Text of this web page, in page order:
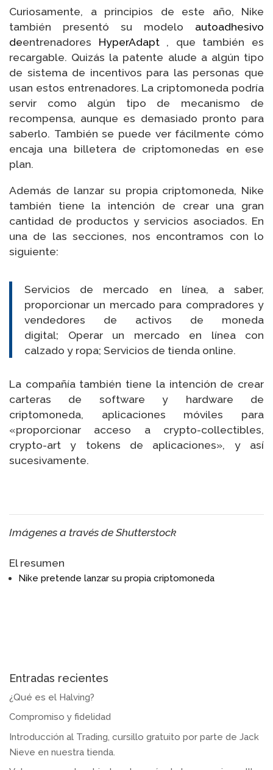
Curiosamente, a principios de este año, Nike
también presentó su modelo autoadhesivo
deentrenadores HyperAdapt, que también es
recargable. Quizás la patente alude a algún tipo
de sistema de incentivos para las personas que
usan estos entrenadores. La criptomoneda podría
servir como algún tipo de mecanismo de
recompensa, aunque es demasiado pronto para
saberlo. También se puede ver fácilmente cómo
encaja una billetera de criptomonedas en ese
plan.
Además de lanzar su propia criptomoneda, Nike
también tiene la intención de crear una gran
cantidad de productos y servicios asociados. En
una de las secciones, nos encontramos con lo
siguiente:
Servicios de mercado en línea, a saber,
proporcionar un mercado para compradores y
vendedores de activos de moneda
digital; Operar un mercado en línea con
calzado y ropa; Servicios de tienda online.
La compañía también tiene la intención de crear
carteras de software y hardware de
criptomoneda, aplicaciones móviles para
«proporcionar acceso a crypto-collectibles,
crypto-art y tokens de aplicaciones», y así
sucesivamente.
Imágenes a través de Shutterstock
El resumen
Nike pretende lanzar su propia criptomoneda
Entradas recientes
¿Qué es el Halving?
Compromiso y fidelidad
Introducción al Trading, cursillo gratuito por parte de Jack
Nieve en nuestra tienda.